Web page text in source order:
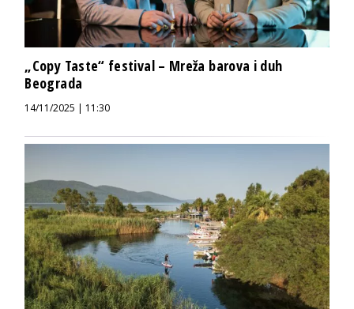
„Copy Taste“ festival – Mreža barova i duh
Beograda
14/11/2025 | 11:30